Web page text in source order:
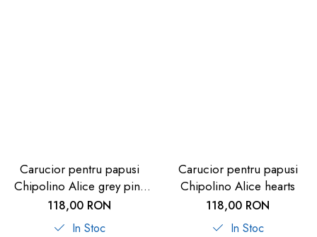
Carucior pentru papusi
Chipolino Alice grey pink
linen
118,00 RON
In Stoc
Carucior pentru papusi
Chipolino Alice hearts
118,00 RON
In Stoc